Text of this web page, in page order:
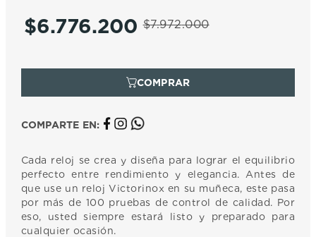
$7.972.000
$6.776.200
COMPARTE EN:
Cada reloj se crea y diseña para lograr el equilibrio
perfecto entre rendimiento y elegancia. Antes de
que use un reloj Victorinox en su muñeca, este pasa
por más de 100 pruebas de control de calidad. Por
eso, usted siempre estará listo y preparado para
cualquier ocasión.